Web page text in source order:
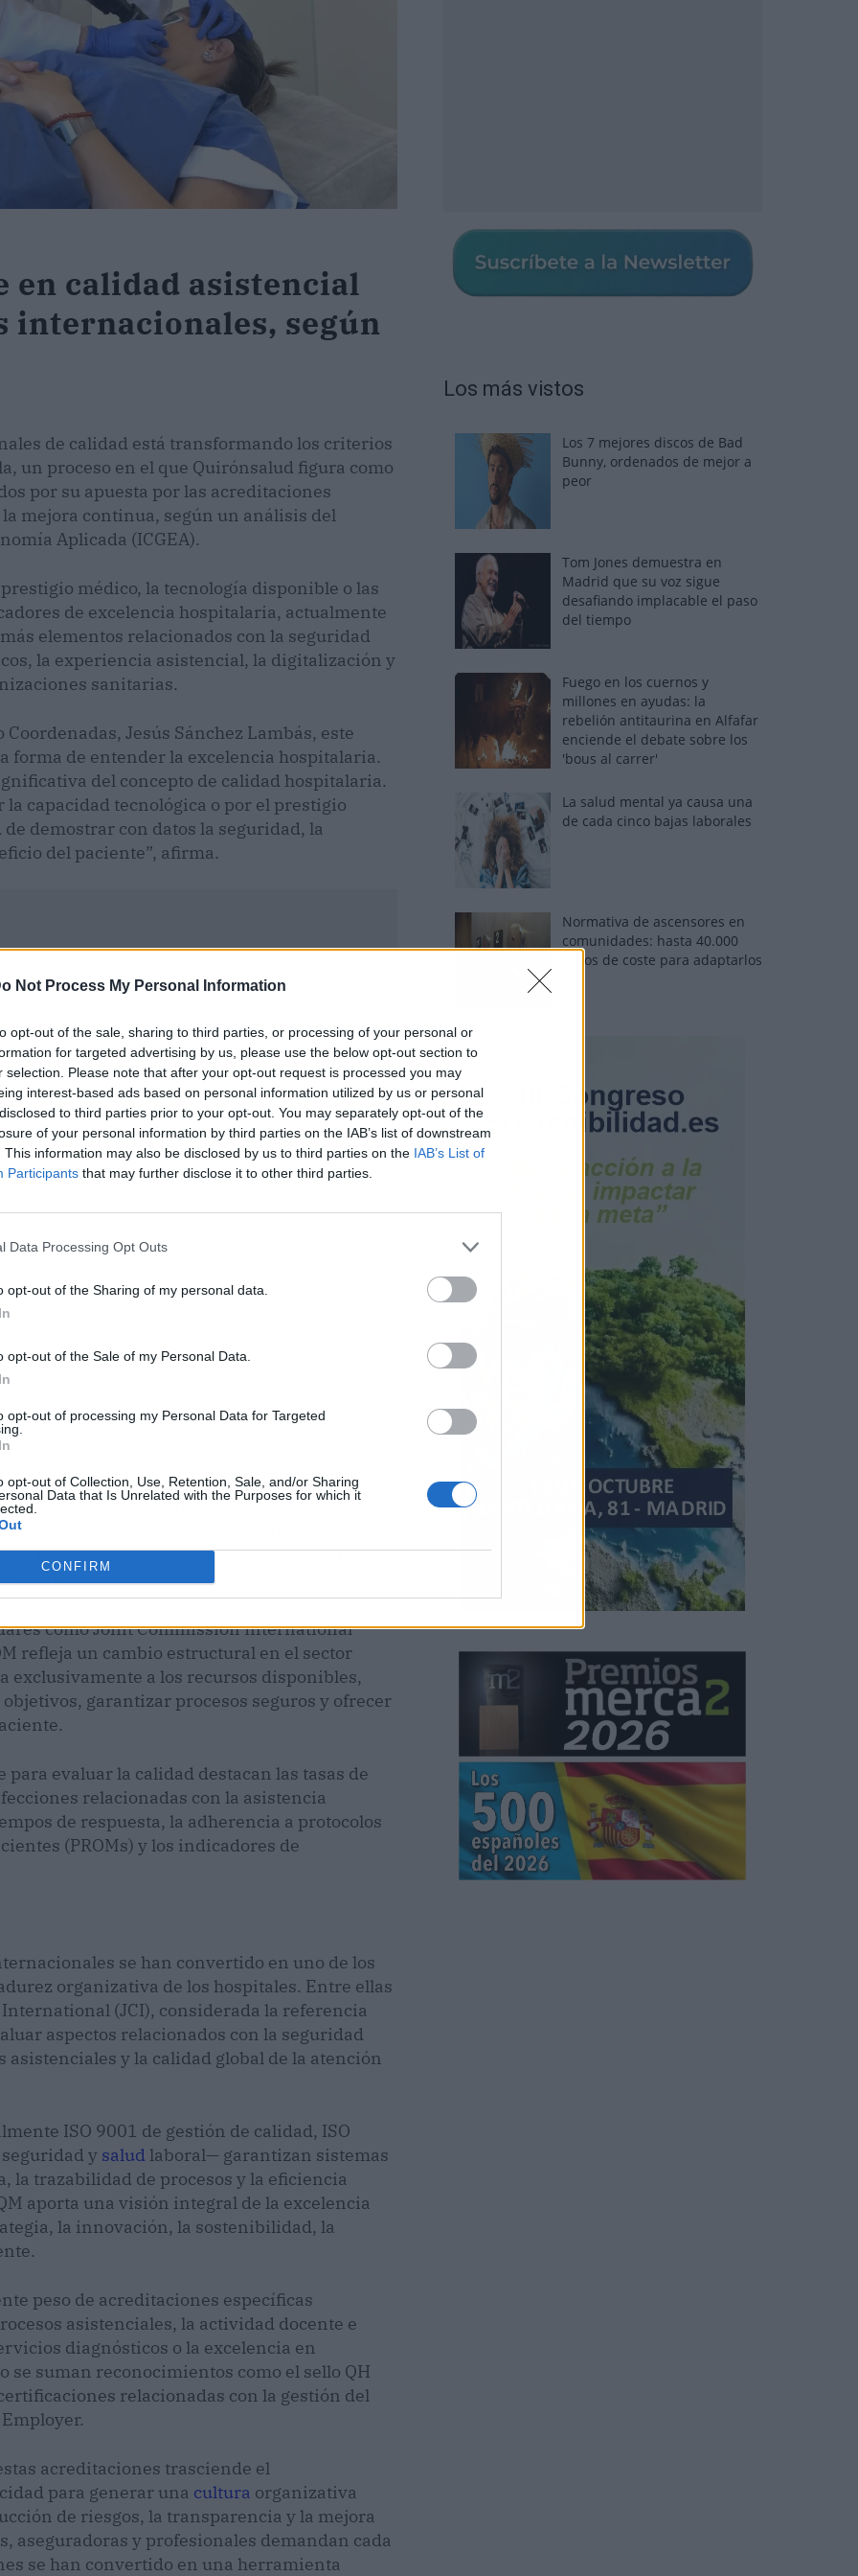
Not Process My Personal Information
opt-out of the sale, sharing to third parties, or processing of your personal or
for targeted advertising by us, please use the below opt-out section to
selection. Please note that after your opt-out request is processed you may
interest-based ads based on personal information utilized by us or personal
to third parties prior to your opt-out. You may separately opt-out of the
of your personal information by third parties on the IAB’s list of downstream
This information may also be disclosed by us to third parties on the IAB’s List of
Participants that may further disclose it to other third parties.
Data Processing Opt Outs
opt-out of the Sharing of my personal data.
opt-out of the Sale of my Personal Data.
opt-out of processing my Personal Data for Targeted
opt-out of Collection, Use, Retention, Sale, and/or Sharing
Data that Is Unrelated with the Purposes for which it
CONFIRM
calidad asistencial
internacionales, según
de calidad está transformando los criterios
un proceso en el que Quirónsalud figura como
por su apuesta por las acreditaciones
mejora continua, según un análisis del
Aplicada (ICGEA).
médico, la tecnología disponible o las
de excelencia hospitalaria, actualmente
elementos relacionados con la seguridad
la experiencia asistencial, la digitalización y
sanitarias.
Jesús Sánchez Lambás, este
forma de entender la excelencia hospitalaria.
del concepto de calidad hospitalaria.
capacidad tecnológica o por el prestigio
demostrar con datos la seguridad, la
del paciente”, afirma.
en los últimos años no ha sido
han pasado de medir recursos a medir
continua es la que está marcando las
resto del sector”. “Se cumple el paradigma
añade.
como Joint Commission International
refleja un cambio estructural en el sector
exclusivamente a los recursos disponibles,
garantizar procesos seguros y ofrecer
evaluar la calidad destacan las tasas de
relacionadas con la asistencia
de respuesta, la adherencia a protocolos
(PROMs) y los indicadores de
se han convertido en uno de los
organizativa de los hospitales. Entre ellas
(JCI), considerada la referencia
aspectos relacionados con la seguridad
y la calidad global de la atención
ISO 9001 de gestión de calidad, ISO
y salud laboral— garantizan sistemas
la trazabilidad de procesos y la eficiencia
aporta una visión integral de la excelencia
la innovación, la sostenibilidad, la
peso de acreditaciones específicas
asistenciales, la actividad docente e
diagnósticos o la excelencia en
suman reconocimientos como el sello QH
relacionadas con la gestión del
acreditaciones trasciende el
para generar una cultura organizativa
de riesgos, la transparencia y la mejora
aseguradoras y profesionales demandan cada
se han convertido en una herramienta
Los más vistos
Los 7 mejores discos de Bad
Bunny, ordenados de mejor a
peor
Tom Jones demuestra en
Madrid que su voz sigue
desafiando implacable el paso
del tiempo
Fuego en los cuernos y
millones en ayudas: la
rebelión antitaurina en Alfafar
enciende el debate sobre los
'bous al carrer'
La salud mental ya causa una
de cada cinco bajas laborales
Normativa de ascensores en
comunidades: hasta 40.000
euros de coste para adaptarlos